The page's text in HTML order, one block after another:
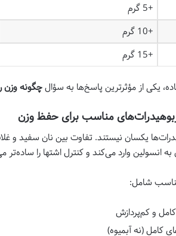
+5 گرم
+10 گرم
+15 گرم
یکی از مؤثرترین پاسخ‌ها به سؤالچگونه وزن
مناسب برای حفظ وزن
یکسان نیستند. تفاوت بین نان سفید و
انسولین وارد می‌کند و کنترل اشتها را ساده‌تر
شامل:
و کم‌پردازش
کامل (نه آبمیوه)